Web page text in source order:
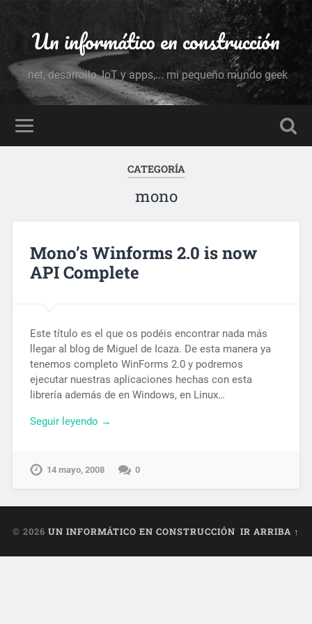
Un informático en construcción
.net, desarrollo, IoT y apps,... mi pequeño mundo geek
CATEGORÍA
mono
Mono’s Winforms 2.0 is now
API Complete
Este título es el que os podéis encontrar nada más
llegar al blog de Miguel de Icaza. De esta manera ya
tenemos completo WinForms 2.0 y podremos
ejecutar nuestras aplicaciones hechas con esta
librería además de en Windows, en Linux…
Seguir leyendo →
14 mayo, 2008 0
© 2026 UN INFORMÁTICO EN CONSTRUCCIÓN IR ARRIBA ↑